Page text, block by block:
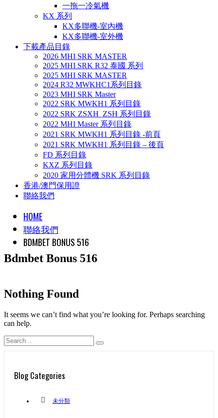
一拖一冷氣機
KX 系列
KX多聯機-室內機
KX多聯機-室外機
下載產品目錄
2026 MHI SRK MASTER
2025 MHI SRK R32 泰國 系列
2025 MHI SRK MASTER
2024 R32 MWKHC1系列目錄
2023 MHI SRK Master
2022 SRK MWKH1 系列目錄
2022 SRK ZSXH_ZSH 系列目錄
2022 MHI Master 系列目錄
2021 SRK MWKH1 系列目錄 -前頁
2021 SRK MWKH1 系列目錄 – 後頁
FD 系列目錄
KXZ 系列目錄
2020 家用分體機 SRK 系列目錄
香港/澳門保用證
聯絡我們
HOME
聯絡我們
BDMBET BONUS 516
Bdmbet Bonus 516
Nothing Found
It seems we can’t find what you’re looking for. Perhaps searching
can help.
Blog Categories
未分類